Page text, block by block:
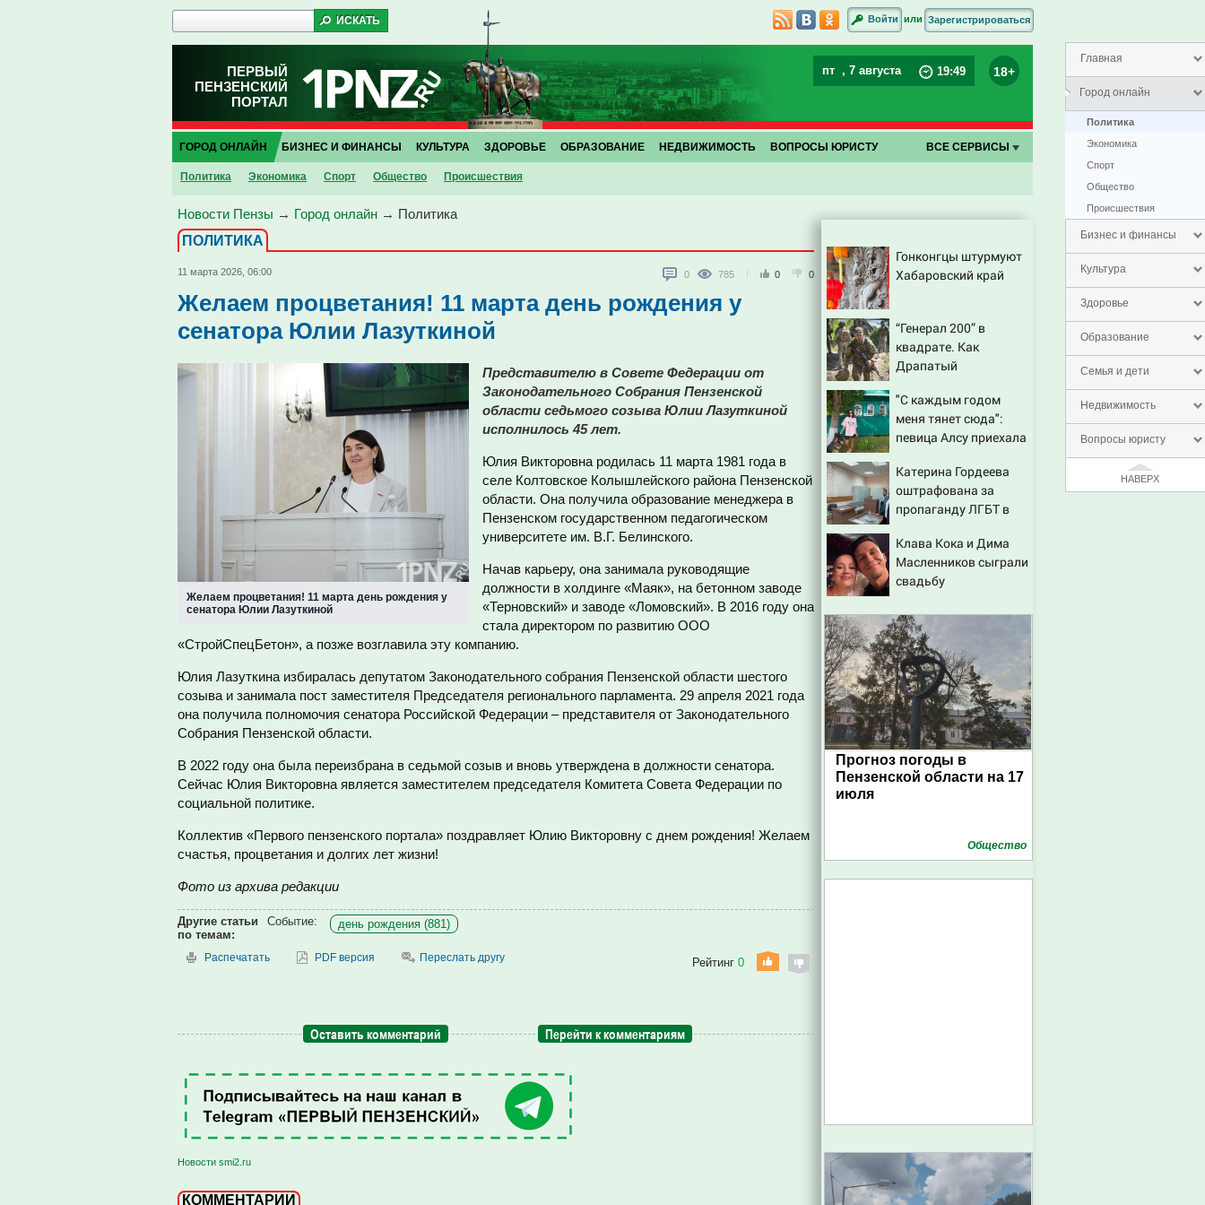
Главная
Город онлайн
Политика
Экономика
Спорт
Общество
Проиcшествия
Бизнес и финансы
Культура
Здоровье
Образование
Семья и дети
Недвижимость
Вопросы юристу
НАВЕРХ
Войти или Зарегистрироваться
ПЕРВЫЙ
ПЕНЗЕНСКИЙ
ПОРТАЛ
пт , 7 августа 19:49 18+
ГОРОД ОНЛАЙН
Политика Экономика Спорт Общество Проиcшествия
БИЗНЕС И ФИНАНСЫ КУЛЬТУРА ЗДОРОВЬЕ ОБРАЗОВАНИЕ НЕДВИЖИМОСТЬ ВОПРОСЫ ЮРИСТУ ВСЕ СЕРВИСЫ
Новости Пензы → Город онлайн → Политика
ПОЛИТИКА
11 марта 2026, 06:00 0 785 0 0
Желаем процветания! 11 марта день рождения у
сенатора Юлии Лазуткиной
Желаем процветания! 11 марта день рождения у
сенатора Юлии Лазуткиной
Представителю в Совете Федерации от
Законодательного Собрания Пензенской
области седьмого созыва Юлии Лазуткиной
исполнилось 45 лет.
Юлия Викторовна родилась 11 марта 1981 года в
селе Колтовское Колышлейского района Пензенской
области. Она получила образование менеджера в
Пензенском государственном педагогическом
университете им. В.Г. Белинского.
Начав карьеру, она занимала руководящие
должности в холдинге «Маяк», на бетонном заводе
«Терновский» и заводе «Ломовский». В 2016 году она
стала директором по развитию ООО
«СтройСпецБетон», а позже возглавила эту компанию.
Юлия Лазуткина избиралась депутатом Законодательного собрания Пензенской области шестого
созыва и занимала пост заместителя Председателя регионального парламента. 29 апреля 2021 года
она получила полномочия сенатора Российской Федерации – представителя от Законодательного
Собрания Пензенской области.
В 2022 году она была переизбрана в седьмой созыв и вновь утверждена в должности сенатора.
Сейчас Юлия Викторовна является заместителем председателя Комитета Совета Федерации по
социальной политике.
Коллектив «Первого пензенского портала» поздравляет Юлию Викторовну с днем рождения! Желаем
счастья, процветания и долгих лет жизни!
Фото из архива редакции
Другие статьи
по темам:
Событие: день рождения (881)
Распечатать PDF версия Переслать другу Рейтинг 0
Оставить комментарий Перейти к комментариям
Новости smi2.ru
КОММЕНТАРИИ
Гонконгцы штурмуют
Хабаровский край
“Генерал 200” в
квадрате. Как
Драпатый
"С каждым годом
меня тянет сюда":
певица Алсу приехала
где прошло ее детство
07/08/2026 – Новости
Катерина Гордеева
оштрафована за
пропаганду ЛГБТ в
на Вести.ru
Клава Кока и Дима
Масленников сыграли
свадьбу
Прогноз погоды в
Пензенской области на 17
июля
Общество